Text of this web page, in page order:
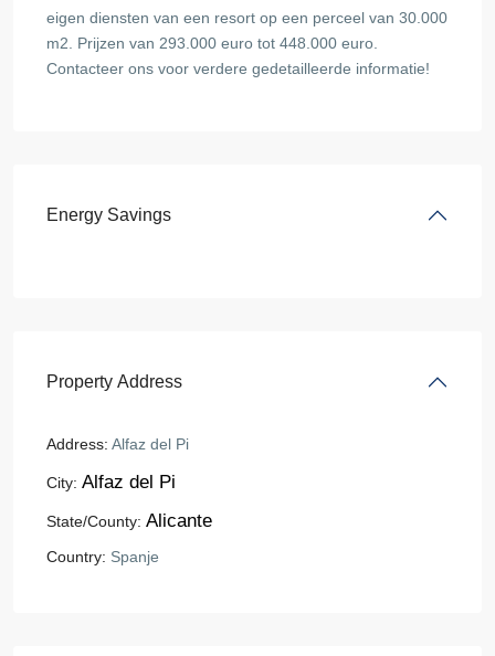
eigen diensten van een resort op een perceel van 30.000
m2. Prijzen van 293.000 euro tot 448.000 euro.
Contacteer ons voor verdere gedetailleerde informatie!
Energy Savings
Property Address
Address: Alfaz del Pi
City: Alfaz del Pi
State/County: Alicante
Country: Spanje